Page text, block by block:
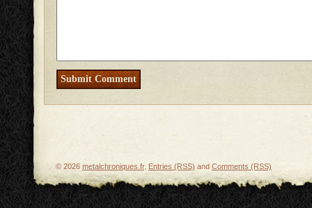
© 2026 metalchroniques.fr. Entries (RSS) and Comments (RSS)